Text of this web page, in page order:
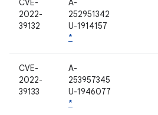
CVE-
2022-
39132
A-
252951342
U-1914157
*
CVE-
2022-
39133
A-
253957345
U-1946077
*